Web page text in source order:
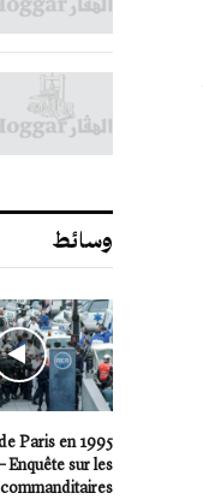
وسائط
Paris en 1995
– Enquête sur les
commanditaires